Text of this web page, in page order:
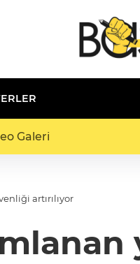
Galeri
artırılıyor